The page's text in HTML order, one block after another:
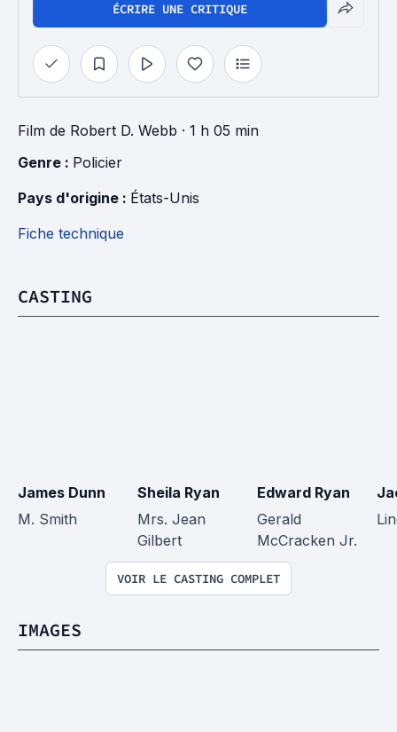
ÉCRIRE UNE CRITIQUE
Film de Robert D. Webb · 1 h 05 min
Genre : Policier
Pays d'origine : États-Unis
Fiche technique
CASTING
James Dunn
M. Smith
Sheila Ryan
Mrs. Jean
Gilbert
Edward Ryan
Gerald
McCracken Jr.
VOIR LE CASTING COMPLET
IMAGES